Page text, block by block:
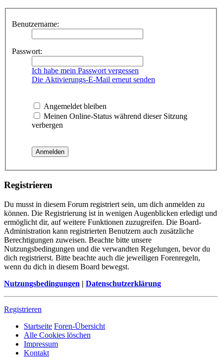
Benutzername:
Passwort:
Ich habe mein Passwort vergessen
Die Aktivierungs-E-Mail erneut senden
Angemeldet bleiben
Meinen Online-Status während dieser Sitzung
verbergen
Registrieren
Du musst in diesem Forum registriert sein, um dich anmelden zu
können. Die Registrierung ist in wenigen Augenblicken erledigt und
ermöglicht dir, auf weitere Funktionen zuzugreifen. Die Board-
Administration kann registrierten Benutzern auch zusätzliche
Berechtigungen zuweisen. Beachte bitte unsere
Nutzungsbedingungen und die verwandten Regelungen, bevor du
dich registrierst. Bitte beachte auch die jeweiligen Forenregeln,
wenn du dich in diesem Board bewegst.
Nutzungsbedingungen | Datenschutzerklärung
Registrieren
Startseite Foren-Übersicht
Alle Cookies löschen
Impressum
Kontakt